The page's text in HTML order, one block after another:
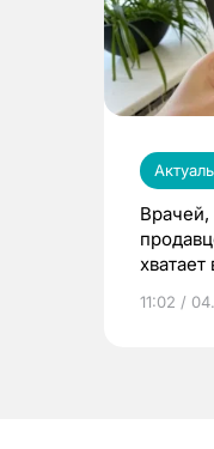
Врачей,
11:02 /